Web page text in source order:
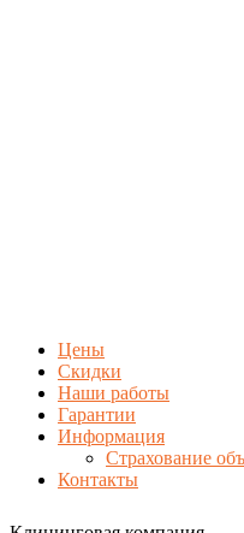
Цены
Скидки
Наши работы
Гарантии
Информация
Страхование
Контакты